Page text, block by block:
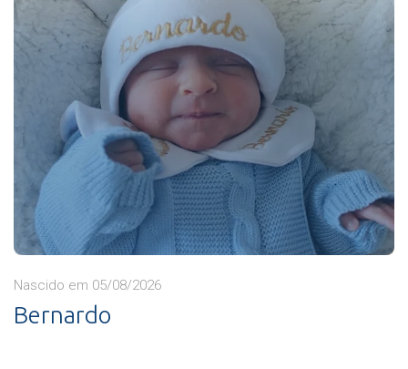
Nascido em 05/08/2026
Bernardo